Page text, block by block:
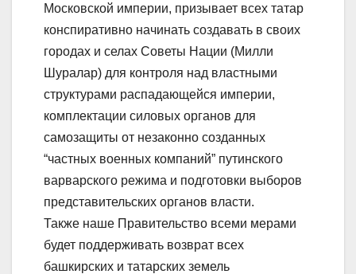
Московской империи, призывает всех татар
конспиративно начинать создавать в своих
городах и селах Советы Нации (Милли
Шуралар) для контроля над властными
структурами распадающейся империи,
комплектации силовых органов для
самозащиты от незаконно созданных
“частных военных компаний” путинского
варварского режима и подготовки выборов
представительских органов власти.
Также наше Правительство всеми мерами
будет поддерживать возврат всех
башкирских и татарских земель